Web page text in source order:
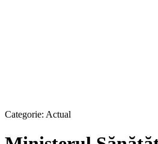
Categorie: Actual